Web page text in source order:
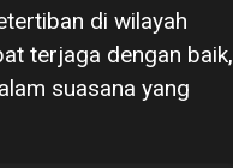
di wilayah
terjaga dengan baik,
suasana yang